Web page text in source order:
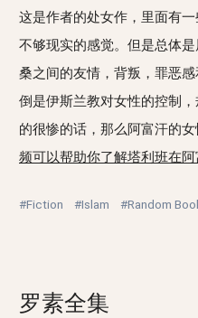
这是作者的处女作，里面有
不够现实的感觉。但是总体
桑之间的友情，背叛，罪恶
倒是伊斯兰教对女性的控制
的很惨的话，那么阿富汗的
频可以帮助你了解塔利班在
#Fiction #Islam #Random
罗素全集